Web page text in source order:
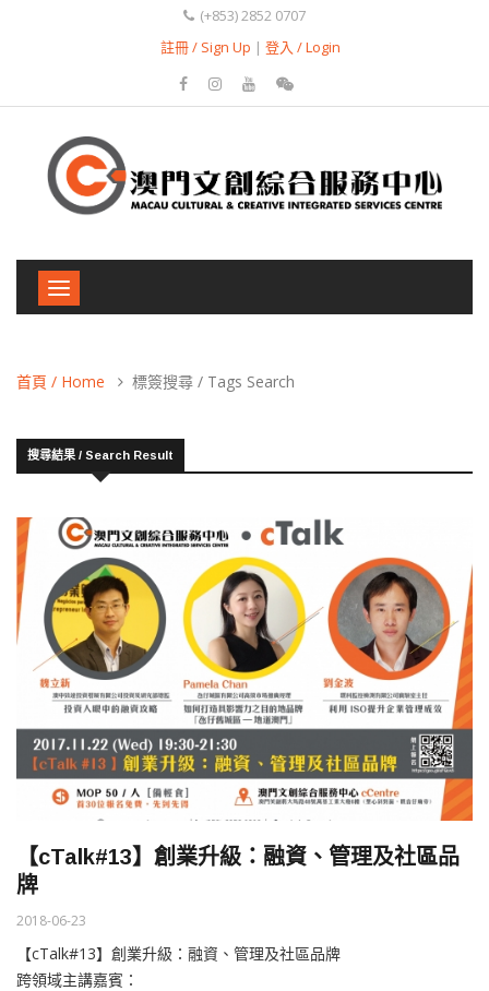
(+853) 2852 0707
註冊 / Sign Up | 登入 / Login
Toggle
navigation
首頁 / Home 標簽搜尋 / Tags Search
搜尋結果 / Search Result
【cTalk#13】創業升級：融資、管理及社區品
牌
2018-06-23
【cTalk#13】創業升級：融資、管理及社區品牌
跨領域主講嘉賓：